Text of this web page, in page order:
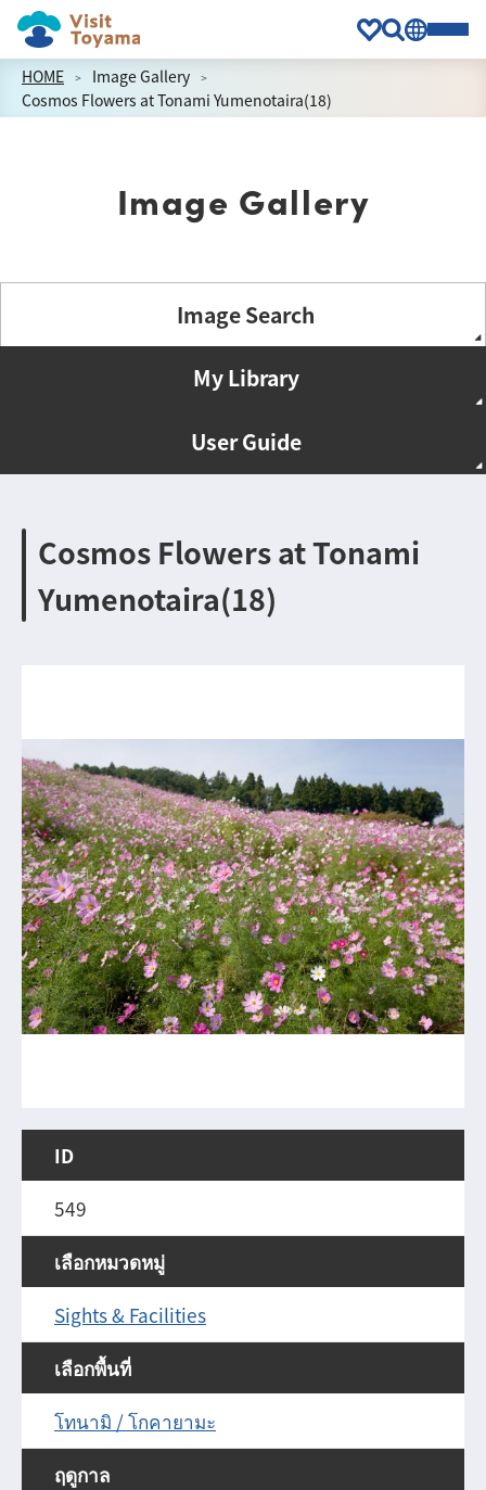
HOME
Image Gallery
Cosmos Flowers at Tonami Yumenotaira(18)
Image Gallery
Image Search
My Library
User Guide
Cosmos Flowers at Tonami
Yumenotaira(18)
ID
549
เลือกหมวดหมู่
Sights & Facilities
เลือกพื้นที่
โทนามิ / โกคายามะ
ฤดูกาล